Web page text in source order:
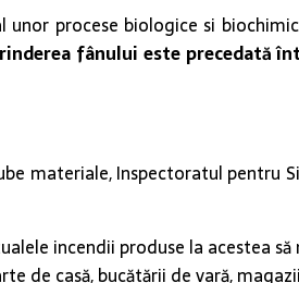
procese biologice si
fânului este precedată
materiale, Inspectoratul pentru
incendii produse la acestea
de casă, bucătării de vară,